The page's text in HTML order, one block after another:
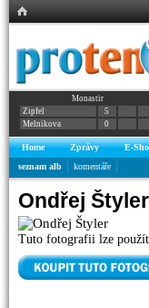
Monastir
Zipfel
5
Melnikova
0
Home Zprávy E-
seznam alb
komentáře
Ondřej Štyler
Tuto fotografii lze použít